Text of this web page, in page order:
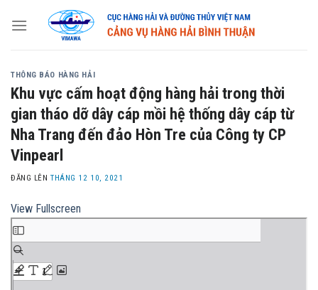
THÔNG BÁO HÀNG HẢI
Khu vực cấm hoạt động hàng hải trong thời
gian tháo dỡ dây cáp mồi hệ thống dây cáp từ
Nha Trang đến đảo Hòn Tre của Công ty CP
Vinpearl
ĐĂNG LÊNTHÁNG 12 10, 2021
View Fullscreen